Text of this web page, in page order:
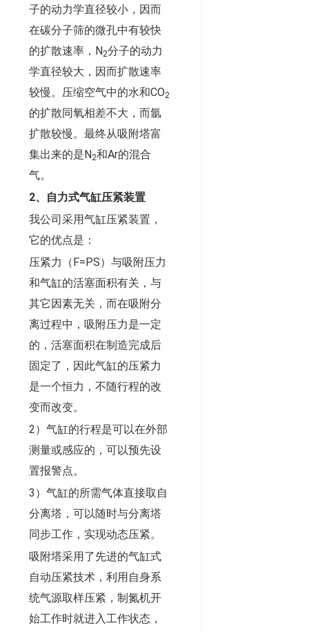
子的动力学直径较小，因而
在碳分子筛的微孔中有较快
的扩散速率，N2分子的动力
学直径较大，因而扩散速率
较慢。压缩空气中的水和CO2
的扩散同氧相差不大，而氩
扩散较慢。最终从吸附塔富
集出来的是N2和Ar的混合
气。
2、自力式气缸压紧装置
我公司采用气缸压紧装置，
它的优点是：
压紧力（F=PS）与吸附压力
和气缸的活塞面积有关，与
其它因素无关，而在吸附分
离过程中，吸附压力是一定
的，活塞面积在制造完成后
固定了，因此气缸的压紧力
是一个恒力，不随行程的改
变而改变。
2）气缸的行程是可以在外部
测量或感应的，可以预先设
置报警点。
3）气缸的所需气体直接取自
分离塔，可以随时与分离塔
同步工作，实现动态压紧。
吸附塔采用了先进的气缸式
自动压紧技术，利用自身系
统气源取样压紧，制氮机开
始工作时就进入工作状态，